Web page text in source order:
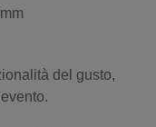
del gusto,